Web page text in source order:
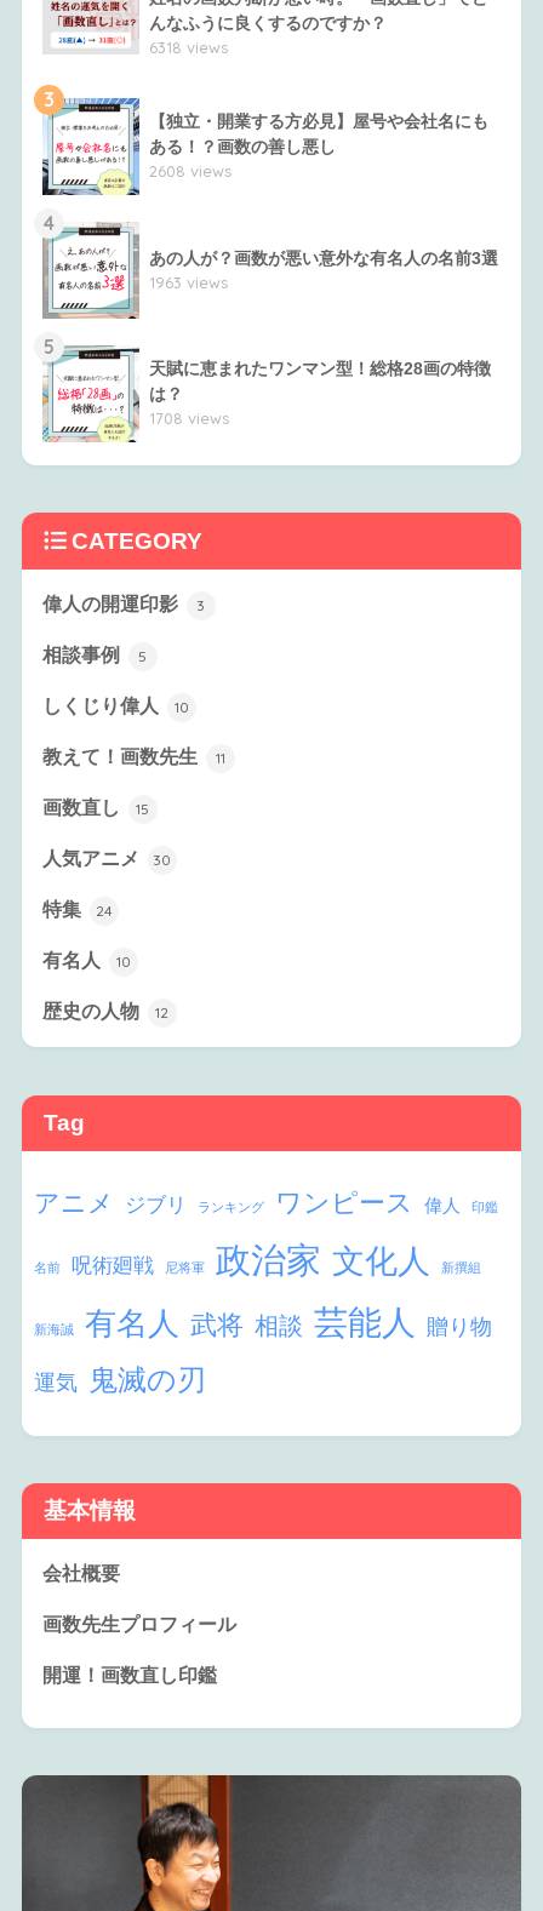
んなふうに良くするのですか？
6318 views
3
【独立・開業する方必見】屋号や会社名にも
ある！？画数の善し悪し
2608 views
4
あの人が？画数が悪い意外な有名人の名前3選
1963 views
5
天賦に恵まれたワンマン型！総格28画の特徴
は？
1708 views
CATEGORY
偉人の開運印影 3
相談事例 5
しくじり偉人 10
教えて！画数先生 11
画数直し 15
人気アニメ 30
特集 24
有名人 10
歴史の人物 12
Tag
アニメ ジブリ ランキング ワンピース 偉人 印鑑
名前 呪術廻戦 尼将軍 政治家 文化人 新撰組
新海誠 有名人 武将 相談 芸能人 贈り物
運気 鬼滅の刃
基本情報
会社概要
画数先生プロフィール
開運！画数直し印鑑